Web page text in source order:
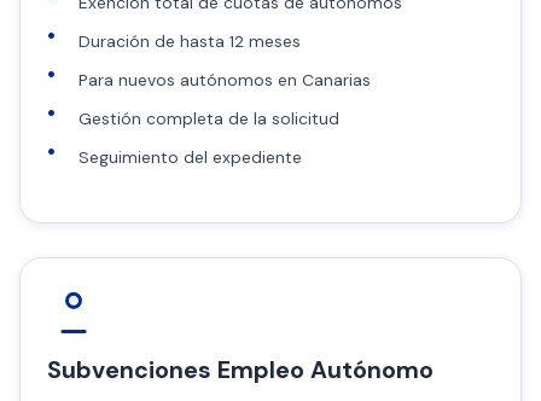
Duración de hasta 12 meses
Para nuevos autónomos en Canarias
Gestión completa de la solicitud
Seguimiento del expediente
Subvenciones Empleo Autónomo